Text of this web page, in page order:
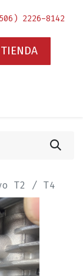
2226-8142
T2 / T4